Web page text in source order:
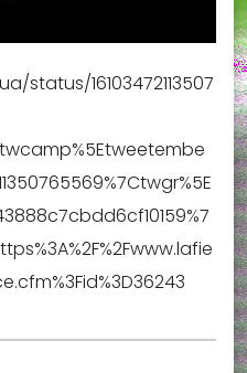
status/16103472113507